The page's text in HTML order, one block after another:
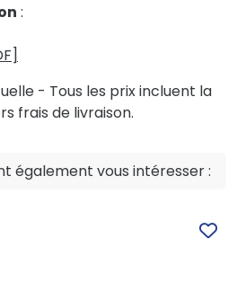
:
- Tous les prix incluent la
frais de livraison.
également vous intéresser :